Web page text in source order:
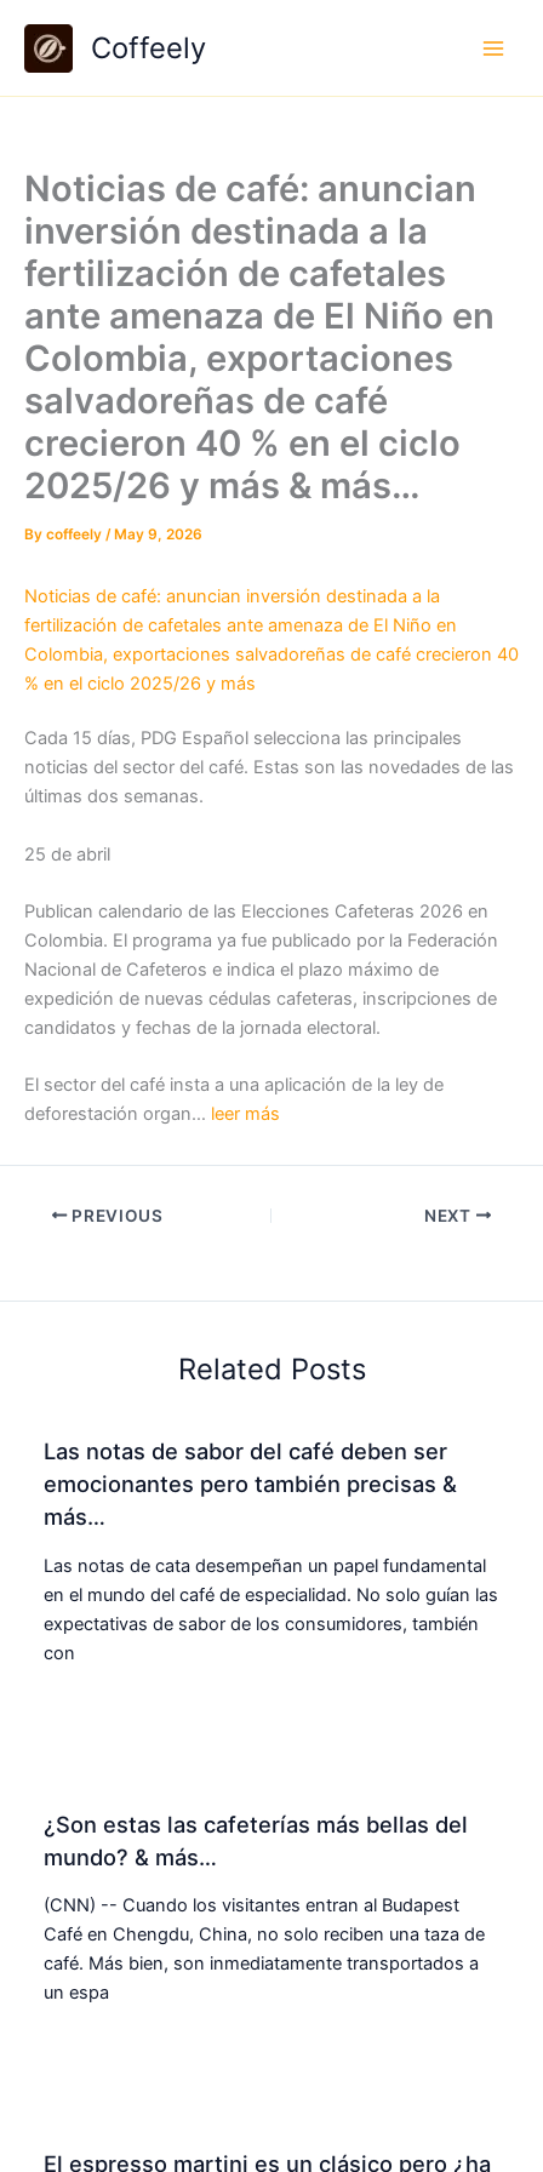
content
Coffeely
Noticias de café: anuncian
inversión destinada a la
fertilización de cafetales
ante amenaza de El Niño en
Colombia, exportaciones
salvadoreñas de café
crecieron 40 % en el ciclo
2025/26 y más & más…
By coffeely / May 9, 2026
Noticias de café: anuncian inversión destinada a la
fertilización de cafetales ante amenaza de El Niño en
Colombia, exportaciones salvadoreñas de café crecieron 40
% en el ciclo 2025/26 y más
Cada 15 días, PDG Español selecciona las principales
noticias del sector del café. Estas son las novedades de las
últimas dos semanas.
25 de abril
Publican calendario de las Elecciones Cafeteras 2026 en
Colombia. El programa ya fue publicado por la Federación
Nacional de Cafeteros e indica el plazo máximo de
expedición de nuevas cédulas cafeteras, inscripciones de
candidatos y fechas de la jornada electoral.
El sector del café insta a una aplicación de la ley de
deforestación organ… leer más
PREVIOUS NEXT
Related Posts
Las notas de sabor del café deben ser
emocionantes pero también precisas &
más…
Las notas de cata desempeñan un papel fundamental
en el mundo del café de especialidad. No solo guían las
expectativas de sabor de los consumidores, también
con
¿Son estas las cafeterías más bellas del
mundo? & más…
(CNN) -- Cuando los visitantes entran al Budapest
Café en Chengdu, China, no solo reciben una taza de
café. Más bien, son inmediatamente transportados a
un espa
El espresso martini es un clásico pero ¿ha